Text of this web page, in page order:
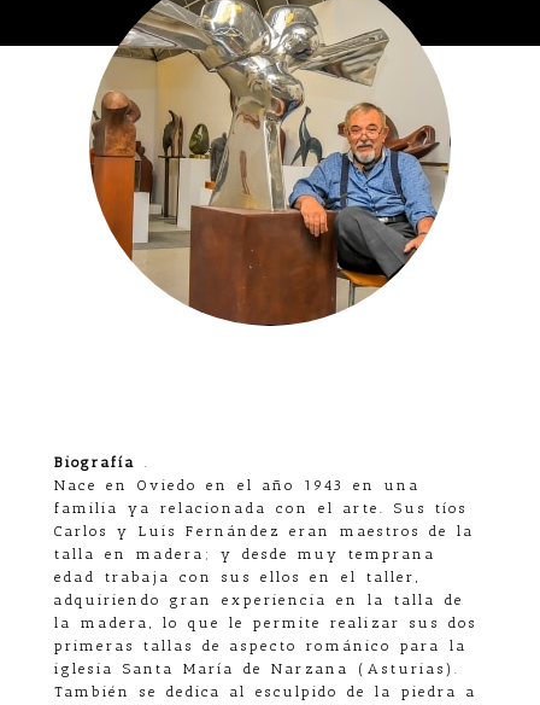
Biografía
.
Nace en Oviedo en el año 1943 en una
familia ya relacionada con el arte. Sus tíos
Carlos y Luis Fernández eran maestros de la
talla en madera; y desde muy temprana
edad trabaja con sus ellos en el taller,
adquiriendo gran experiencia en la talla de
la madera, lo que le permite realizar sus dos
primeras tallas de aspecto románico para la
iglesia Santa María de Narzana (Asturias).
También se dedica al esculpido de la piedra a